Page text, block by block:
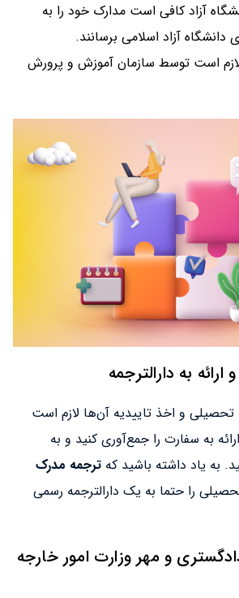
آزاد کافی است مدارک خود را به
دانشگاه آزاد اسلامی برسانند.
است توسط سازمان آموزش و پرورش
به دارالترجمه
و اخذ تاییدیه آن‌ها لازم است
به سفارت را جمع‌آوری کنید و به
به یاد داشته باشید که ترجمه مدرک
را حتما به یک دارالترجمه رسمی
و مهر وزارت امور خارجه